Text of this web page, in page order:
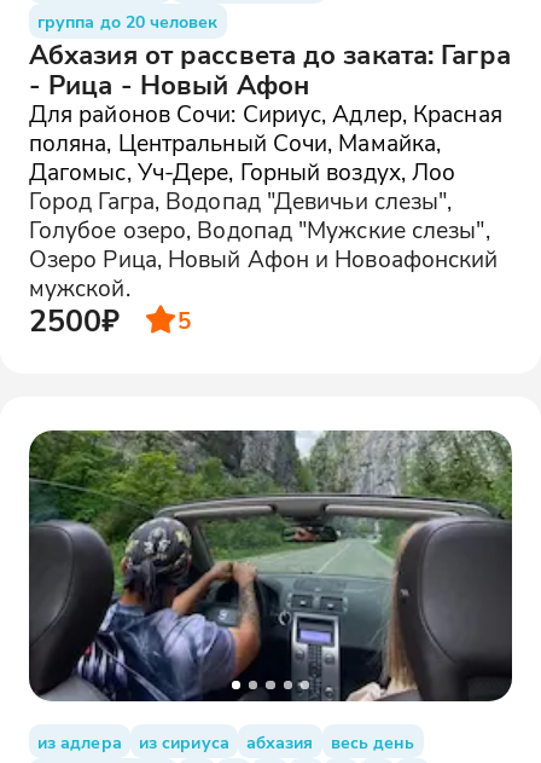
группа до 20 человек
Абхазия от рассвета до заката: Гагра
- Рица - Новый Афон
Для районов Сочи: Сириус, Адлер, Красная
поляна, Центральный Сочи, Мамайка,
Дагомыс, Уч-Дере, Горный воздух, Лоо
Город Гагра, Водопад "Девичьи слезы",
Голубое озеро, Водопад "Мужские слезы",
Озеро Рица, Новый Афон и Новоафонский
мужской.
2500₽ 5
из адлера из сириуса абхазия
весь день